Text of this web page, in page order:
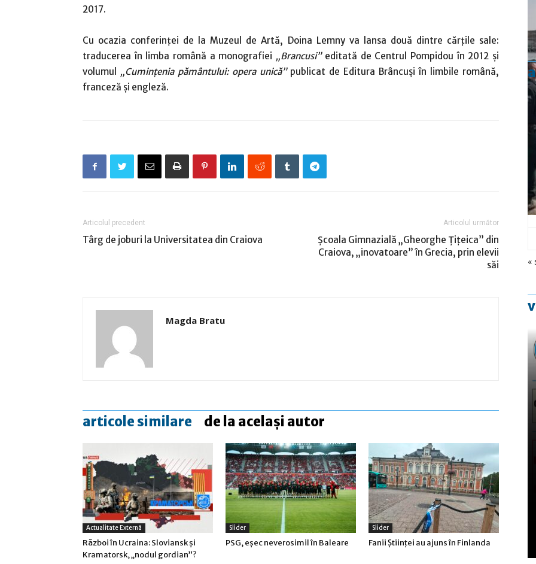
2017.
Cu ocazia conferinței de la Muzeul de Artă, Doina Lemny va lansa două dintre cărțile sale:
traducerea în limba română a monografiei „Brancusi”editată de Centrul Pompidou în 2012 și
volumul „Cumințenia pământului: opera unică”publicat de Editura Brâncuși în limbile română,
franceză și engleză.
Articolul precedent
Târg de joburi la Universitatea din Craiova
Articolul următor
Şcoala Gimnazială „Gheorghe Ţiţeica” din
Craiova, „inovatoare” în Grecia, prin elevii
săi
Magda Bratu
articole similare de la același autor
Actualitate Externă
Război în Ucraina: Sloviansk şi
Kramatorsk, „nodul gordian”?
Slider
PSG, eşec neverosimil în Baleare
Slider
Fanii Ştiinţei au ajuns în Finlanda
«